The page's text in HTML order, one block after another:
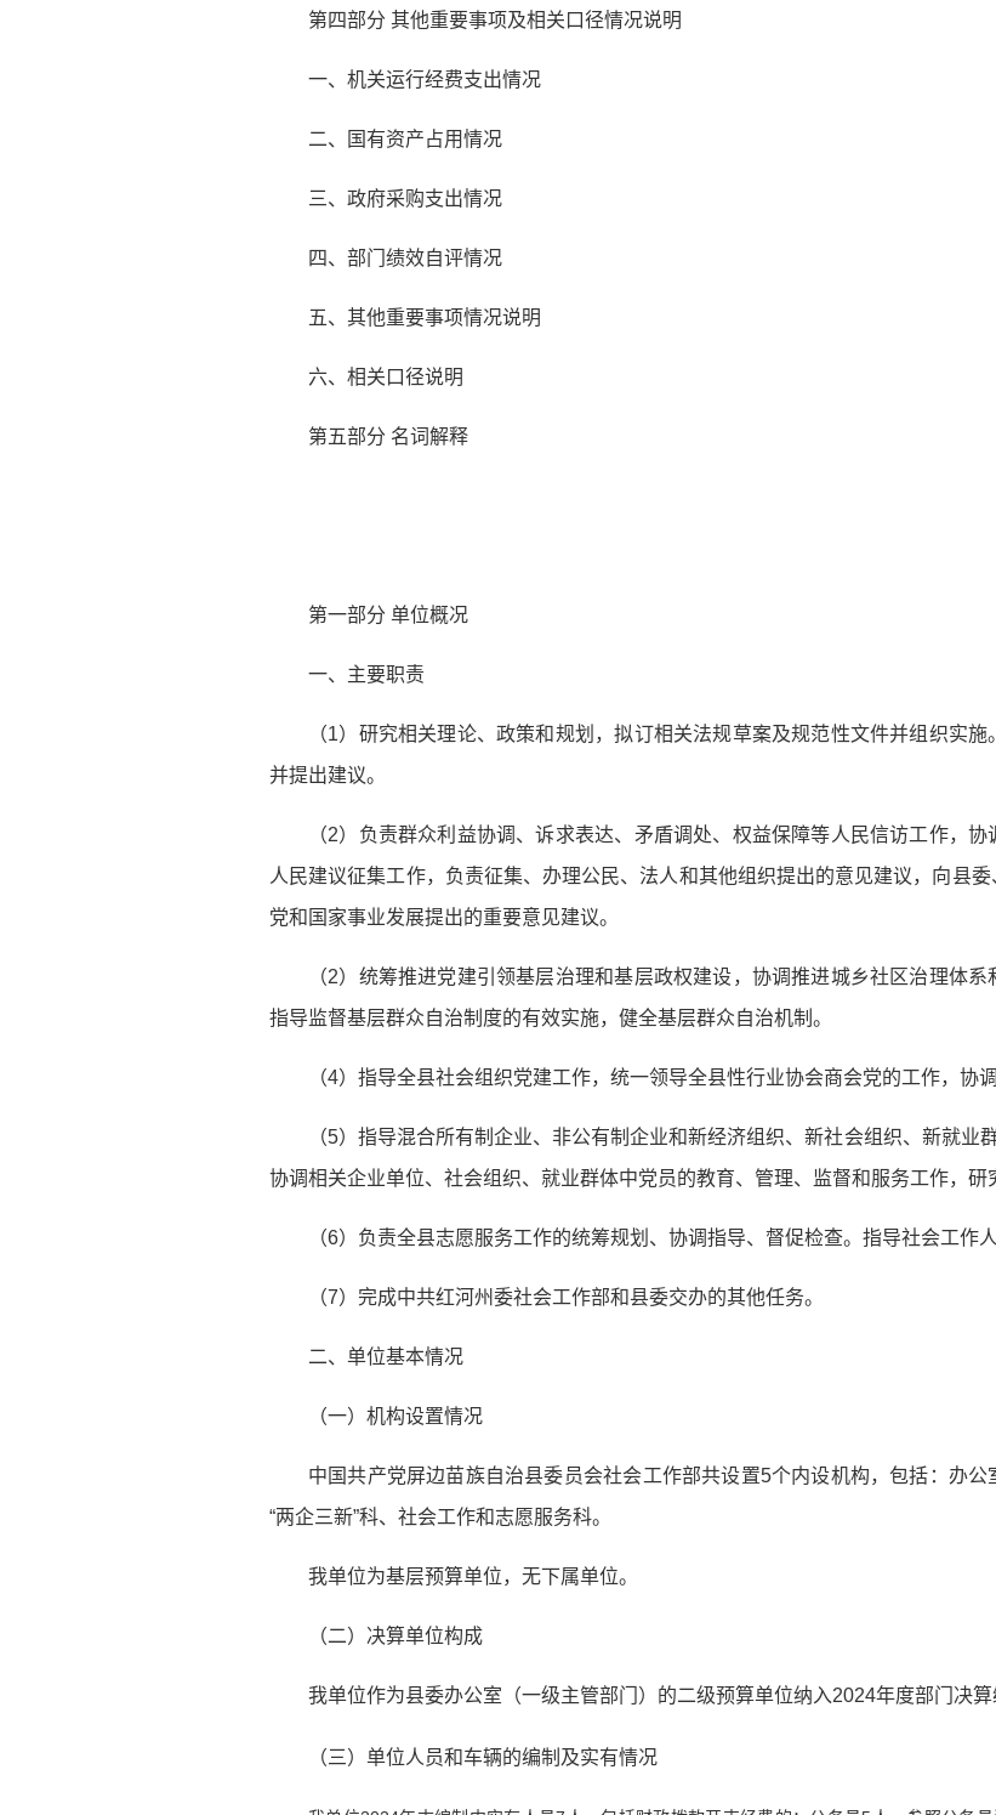
第四部分 其他重要事项及相关口径情况说明
一、机关运行经费支出情况
二、国有资产占用情况
三、政府采购支出情况
四、部门绩效自评情况
五、其他重要事项情况说明
六、相关口径说明
第五部分 名词解释
第一部分 单位概况
一、主要职责
（1）研究相关理论、政策和规划，拟订相关法规草案及规范性文件并组织实
并提出建议。
（2）负责群众利益协调、诉求表达、矛盾调处、权益保障等人民信访工作，
人民建议征集工作，负责征集、办理公民、法人和其他组织提出的意见建议，向县
党和国家事业发展提出的重要意见建议。
（2）统筹推进党建引领基层治理和基层政权建设，协调推进城乡社区治理体
指导监督基层群众自治制度的有效实施，健全基层群众自治机制。
（4）指导全县社会组织党建工作，统一领导全县性行业协会商会党的工作，协
（5）指导混合所有制企业、非公有制企业和新经济组织、新社会组织、新就业
协调相关企业单位、社会组织、就业群体中党员的教育、管理、监督和服务工作，研
（6）负责全县志愿服务工作的统筹规划、协调指导、督促检查。指导社会工作
（7）完成中共红河州委社会工作部和县委交办的其他任务。
二、单位基本情况
（一）机构设置情况
中国共产党屏边苗族自治县委员会社会工作部共设置5个内设机构，包括：办公
“两企三新”科、社会工作和志愿服务科。
我单位为基层预算单位，无下属单位。
（二）决算单位构成
我单位作为县委办公室（一级主管部门）的二级预算单位纳入2024年度部门决算
（三）单位人员和车辆的编制及实有情况